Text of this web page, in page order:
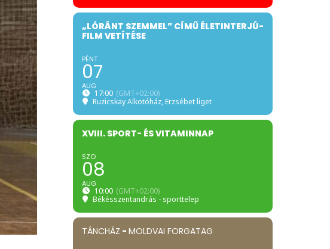
„LÓRÁNT SZEMMEL” CÍMŰ ÉLETINTERJÚ-
FILM VETÍTÉSE
PÉNT
07
AUG
17:00 (GMT+02:00)
Ruzicskay Alkotóház, Erzsébet liget
XVIII. SPORT- ÉS VITAMINNAP
SZO
08
AUG
10:00 (GMT+02:00)
Békésszentandrás - sporttelep
TÁNCHÁZ - MOLDVAI FORGATAG